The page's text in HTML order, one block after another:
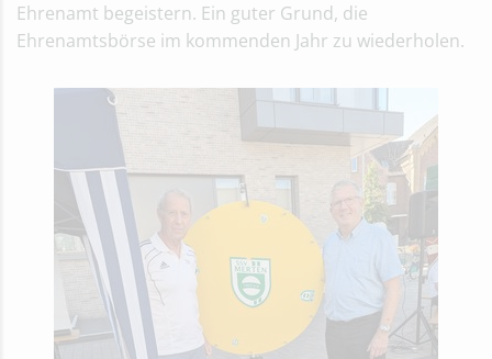
Ehrenamt begeistern. Ein guter Grund, die
Ehrenamtsbörse im kommenden Jahr zu wiederholen.